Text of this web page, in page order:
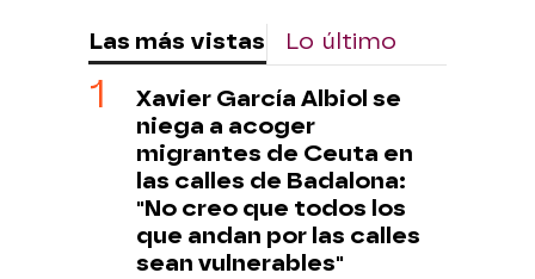
Las más vistas Lo último
Xavier García Albiol se
niega a acoger
migrantes de Ceuta en
las calles de Badalona:
"No creo que todos los
que andan por las calles
sean vulnerables"